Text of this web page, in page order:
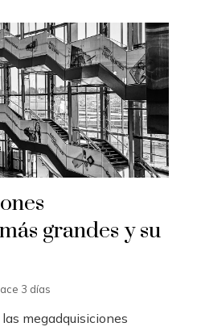
grandes y su
3 días
megadquisiciones